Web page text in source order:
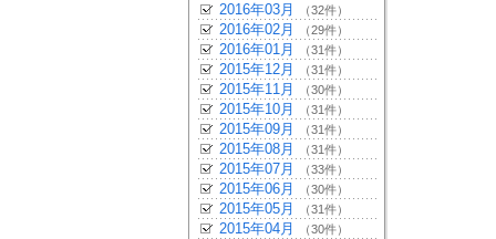
2016年03月 （32件）
2016年02月 （29件）
2016年01月 （31件）
2015年12月 （31件）
2015年11月 （30件）
2015年10月 （31件）
2015年09月 （31件）
2015年08月 （31件）
2015年07月 （33件）
2015年06月 （30件）
2015年05月 （31件）
2015年04月 （30件）